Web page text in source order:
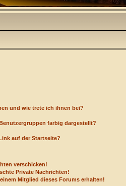
und wie trete ich ihnen bei?
farbig dargestellt?
auf der Startseite?
verschicken!
Private Nachrichten!
Mitglied dieses Forums erhalten!